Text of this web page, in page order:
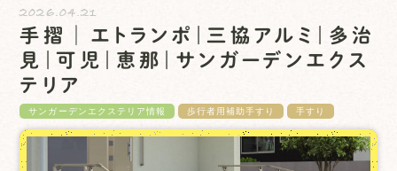
2026.04.21
手摺│エトランポ｜三協アルミ｜多治
見｜可児｜恵那｜サンガーデンエクス
テリア
サンガーデンエクステリア情報 歩行者用補助手すり 手すり